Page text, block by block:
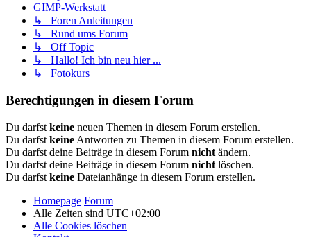
GIMP-Werkstatt
↳ Foren Anleitungen
↳ Rund ums Forum
↳ Off Topic
↳ Hallo! Ich bin neu hier ...
↳ Fotokurs
Berechtigungen in diesem Forum
Du darfst keine neuen Themen in diesem Forum erstellen.
Du darfst keine Antworten zu Themen in diesem Forum erstellen.
Du darfst deine Beiträge in diesem Forum nicht ändern.
Du darfst deine Beiträge in diesem Forum nicht löschen.
Du darfst keine Dateianhänge in diesem Forum erstellen.
Homepage Forum
Alle Zeiten sind UTC+02:00
Alle Cookies löschen